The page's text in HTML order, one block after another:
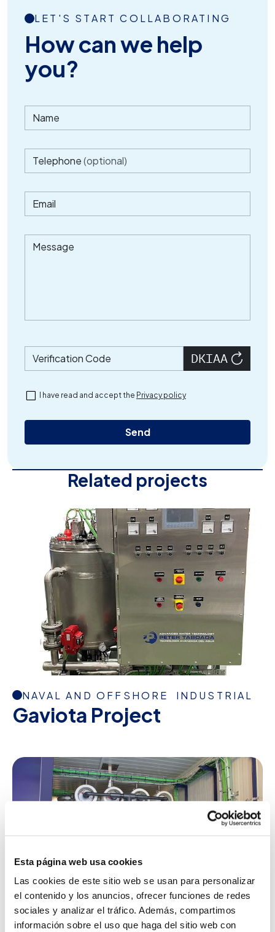
Esta página web usa cookies
Las cookies de este sitio web se usan para personalizar
el contenido y los anuncios, ofrecer funciones de redes
sociales y analizar el tráfico. Además, compartimos
información sobre el uso que haga del sitio web con
LET'S START COLLABORATING
How can we help
you?
Name
Telephone(optional)
Email
Message
Verification Code
I have read and accept the Privacy policy
Related projects
NAVAL AND OFFSHORE INDUSTRIAL
Gaviota Project